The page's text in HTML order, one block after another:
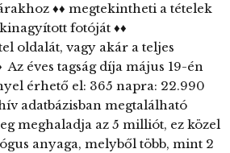
♦♦ megtekintheti a tételek
fotóját ♦♦
oldalát, vagy akár a teljes
éves tagság díja május 19-én
érhető el: 365 napra: 22.990
adatbázisban megtalálható
meghaladja az 5 milliót, ez közel
anyaga, melyből több, mint 2